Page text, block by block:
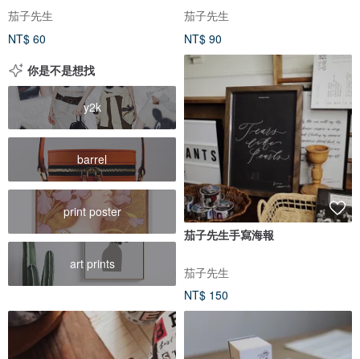
茄子先生
NT$ 60
茄子先生
NT$ 90
你是不是想找
y2k
barrel
print poster
art prints
茄子先生手寫海報
茄子先生
NT$ 150